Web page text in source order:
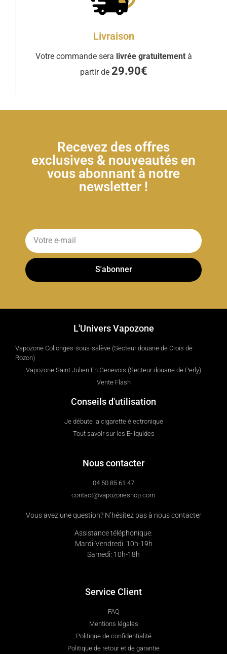
Livraison
Votre commande sera livrée gratuitement à
partir de 29.90€
Recevez des offres
exclusives & nouveautés en
vous abonnant à notre
newsletter !
S'abonner
L'Univers Vapozone
Vapozone Collonges-sous-salève (Secteur douane de Crois de
Rozon)
Vapozone Saint Julien En Genevois (Secteur douane de Perly)
Vente Flash
Conseils d'utilisation
Je débute la cigarette électronique
Tout savoir sur les E-liquides
Nous contacter
04 50 85 61 47
contact@vapozoneshop.com
Vous avez une question? N’hésitez pas à nous contacter
Assistance téléphonique:
Mardi-Vendredi: 10h-19h
Samedi: 10h-18h
Service Client
FAQ
Mentions légales
Politique de confidentialité
Politique de retour et de garantie